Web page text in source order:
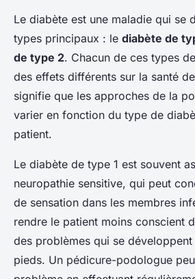
Le diabète est une maladie qui se
types principaux : le diabète de
de type 2. Chacun de ces types
des effets différents sur la santé
signifie que les approches de la
varier en fonction du type de
patient.
Le diabète de type 1 est souvent
neuropathie sensitive, qui peut
de sensation dans les membres
rendre le patient moins conscient
des problèmes qui se
pieds. Un pédicure-podologue